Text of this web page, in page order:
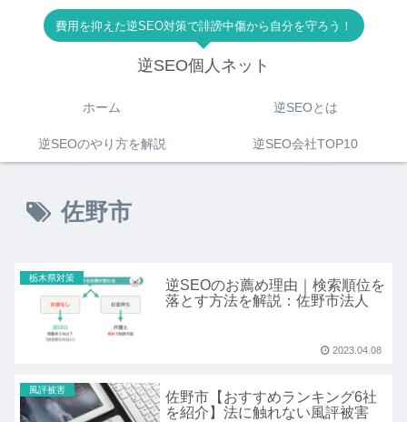
費用を抑えた逆SEO対策で誹謗中傷から自分を守ろう！
逆SEO個人ネット
ホーム 逆SEOとは
逆SEOのやり方を解説 逆SEO会社TOP10
佐野市
栃木県対策
逆SEOのお薦め理由｜検索順位を
落とす方法を解説：佐野市法人
2023.04.08
風評被害
佐野市【おすすめランキング6社
を紹介】法に触れない風評被害